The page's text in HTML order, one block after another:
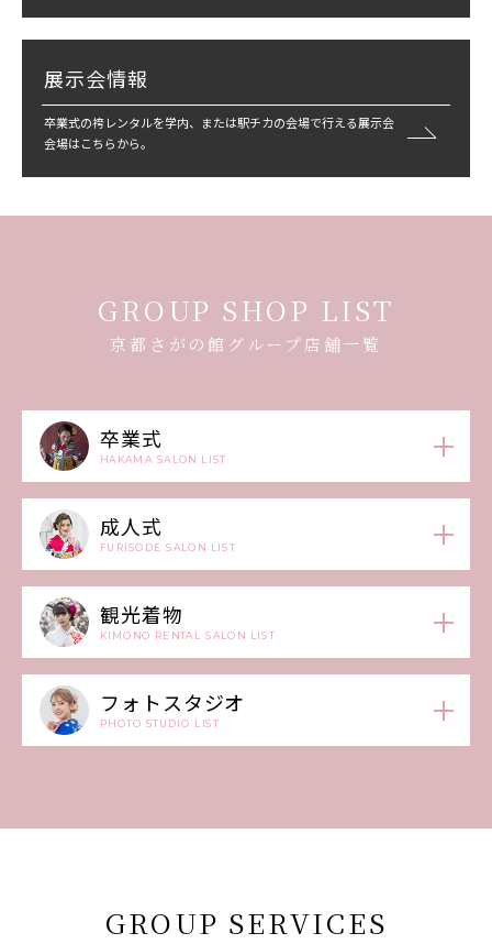
展示会情報
卒業式の袴レンタルを学内、または駅チカの会場で行える展示会
会場はこちらから。
GROUP SHOP LIST
京都さがの館グループ店舗一覧
卒業式
HAKAMA SALON LIST
成人式
FURISODE SALON LIST
観光着物
KIMONO RENTAL SALON LIST
フォトスタジオ
PHOTO STUDIO LIST
GROUP SERVICES